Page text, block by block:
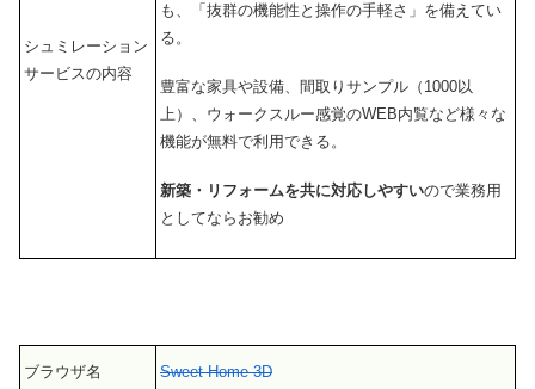
シュミレーション
サービスの内容
も、「抜群の機能性と操作の手軽さ」を備えてい
る。
豊富な家具や設備、間取りサンプル（1000以
上）、ウォークスルー感覚のWEB内覧など様々な
機能が無料で利用できる。
新築・リフォームを共に対応しやすいので業務用
としてならお勧め
ブラウザ名 Sweet Home 3D